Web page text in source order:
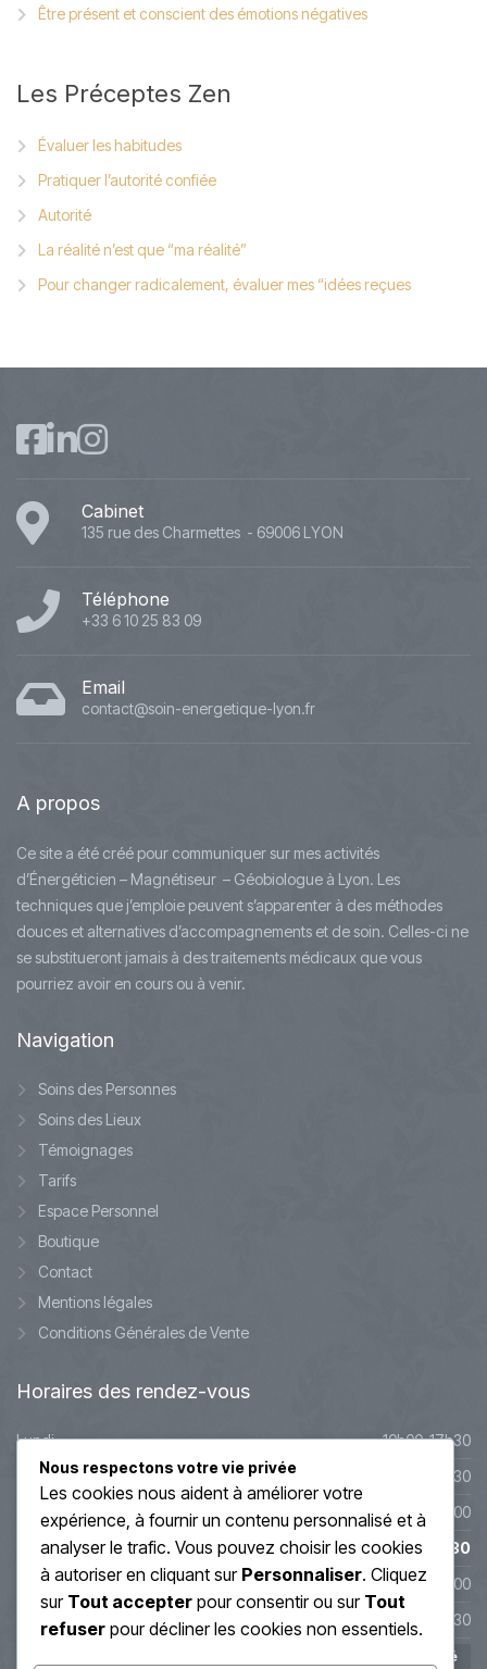
Être présent et conscient des émotions négatives
Les Préceptes Zen
Évaluer les habitudes
Pratiquer l’autorité confiée
Autorité
La réalité n’est que “ma réalité”
Pour changer radicalement, évaluer mes “idées reçues
Cabinet
135 rue des Charmettes - 69006 LYON
Téléphone
+33 6 10 25 83 09
Email
contact@soin-energetique-lyon.fr
A propos
Ce site a été créé pour communiquer sur mes activités
d’Énergéticien – Magnétiseur – Géobiologue à Lyon. Les
techniques que j’emploie peuvent s’apparenter à des méthodes
douces et alternatives d’accompagnements et de soin. Celles-ci ne
se substitueront jamais à des traitements médicaux que vous
pourriez avoir en cours ou à venir.
Navigation
Soins des Personnes
Soins des Lieux
Témoignages
Tarifs
Espace Personnel
Boutique
Contact
Mentions légales
Conditions Générales de Vente
Horaires des rendez-vous
Lundi
10h00-17h30
Mardi
10h00-17h30
Mercredi
9h45-20h00
Jeudi
10h00-19h30
Vendredi
10h00-19h00
Samedi
10h00-17h30
Fermé
Nous respectons votre vie privée
Les cookies nous aident à améliorer votre
expérience, à fournir un contenu personnalisé et à
analyser le trafic. Vous pouvez choisir les cookies
à autoriser en cliquant sur Personnaliser. Cliquez
sur Tout accepter pour consentir ou sur Tout
refuser pour décliner les cookies non essentiels.